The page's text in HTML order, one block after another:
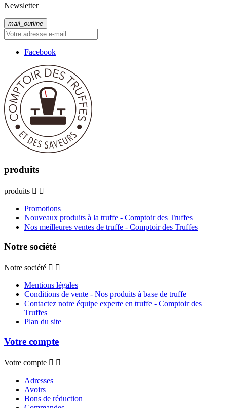
Newsletter
mail_outline
Facebook
produits
produits  
Promotions
Nouveaux produits à la truffe - Comptoir des Truffes
Nos meilleures ventes de truffe - Comptoir des Truffes
Notre société
Notre société  
Mentions légales
Conditions de vente - Nos produits à base de truffe
Contactez notre équipe experte en truffe - Comptoir des
Truffes
Plan du site
Votre compte
Votre compte  
Adresses
Avoirs
Bons de réduction